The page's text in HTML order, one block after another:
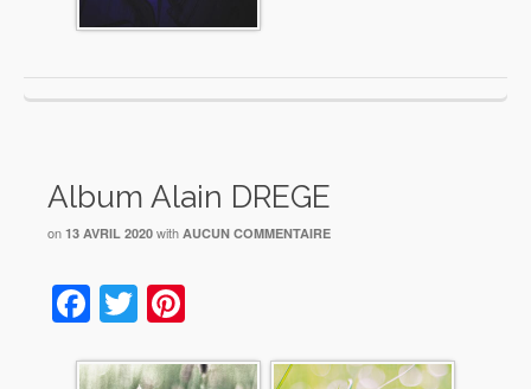
Album Alain DREGE
on 13 AVRIL 2020 with AUCUN COMMENTAIRE
Facebook
Twitter